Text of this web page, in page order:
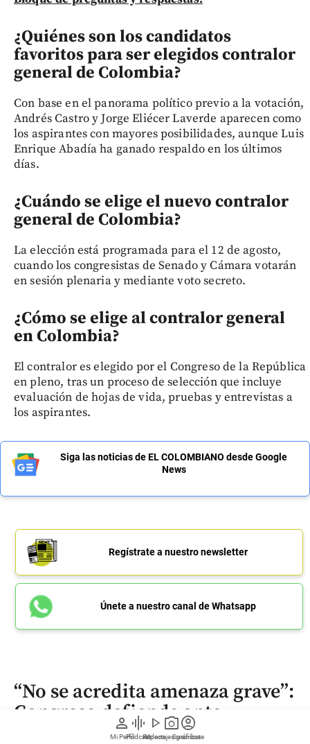
person
Mi Perfil
graphic_eq
Pódcast
play_arrow
Videos
photo_camera
Reportajes gráficos
account_circle
Suscríbete
¿Quiénes son los candidatos
favoritos para ser elegidos contralor
general de Colombia?
Con base en el panorama político previo a la votación,
Andrés Castro y Jorge Eliécer Laverde aparecen como
los aspirantes con mayores posibilidades, aunque Luis
Enrique Abadía ha ganado respaldo en los últimos
días.
¿Cuándo se elige el nuevo contralor
general de Colombia?
La elección está programada para el 12 de agosto,
cuando los congresistas de Senado y Cámara votarán
en sesión plenaria y mediante voto secreto.
¿Cómo se elige al contralor general
en Colombia?
El contralor es elegido por el Congreso de la República
en pleno, tras un proceso de selección que incluye
evaluación de hojas de vida, pruebas y entrevistas a
los aspirantes.
Siga las noticias de EL COLOMBIANO desde Google
News
Regístrate a nuestro newsletter
Únete a nuestro canal de Whatsapp
“No se acredita amenaza grave”:
Congreso defiende ante
Tribunal la posesión de